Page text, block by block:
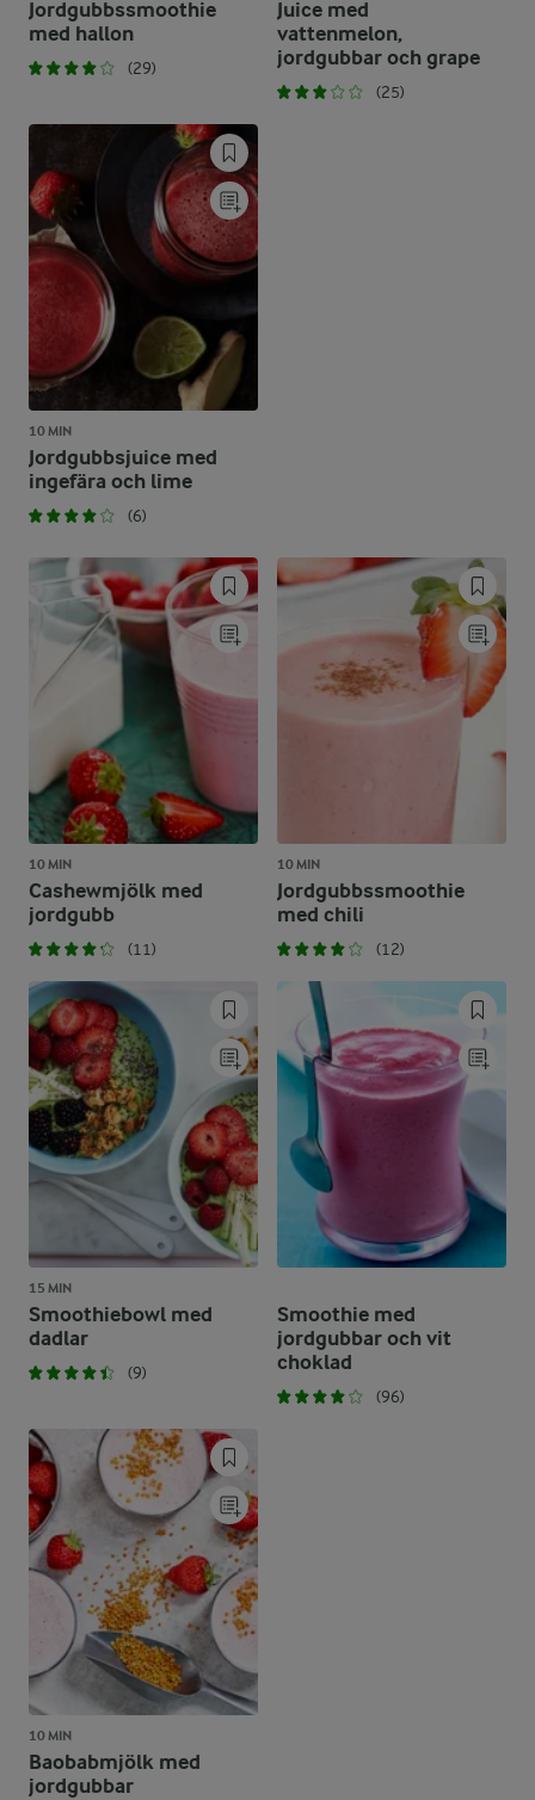
Jordgubbssmoothie
med hallon
(29)
Juice med
vattenmelon,
jordgubbar och grape
(25)
10 MIN
Jordgubbsjuice med
ingefära och lime
(6)
10 MIN
Cashewmjölk med
jordgubb
(11)
10 MIN
Jordgubbssmoothie
med chili
(12)
15 MIN
Smoothiebowl med
dadlar
(9)
Smoothie med
jordgubbar och vit
choklad
(96)
10 MIN
Baobabmjölk med
jordgubbar